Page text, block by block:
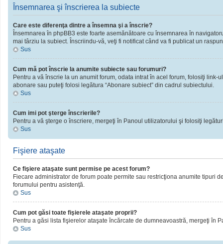
Însemnarea şi înscrierea la subiecte
Care este diferenţa dintre a însemna şi a înscrie?
Însemnarea în phpBB3 este foarte asemănătoare cu însemnarea în
mai târziu la subiect. Înscriindu-vă, veţi fi notificat când va fi publicat un
Sus
Cum mă pot înscrie la anumite subiecte sau forumuri?
Pentru a vă înscrie la un anumit forum, odata intrat în acel forum, folosiţi
abonare sau puteţi folosi legătura “Abonare subiect” din cadrul subiectului.
Sus
Cum imi pot şterge înscrierile?
Pentru a vă şterge o înscriere, mergeţi în Panoul utilizatorului şi folosiţi
Sus
Fişiere ataşate
Ce fişiere ataşate sunt permise pe acest forum?
Fiecare administrator de forum poate permite sau restricţiona anumite tipuri
forumului pentru asistenţă.
Sus
Cum pot găsi toate fişierele ataşate proprii?
Pentru a găsi lista fişierelor ataşate încărcate de dumneavoastră, mergeţi în
Sus